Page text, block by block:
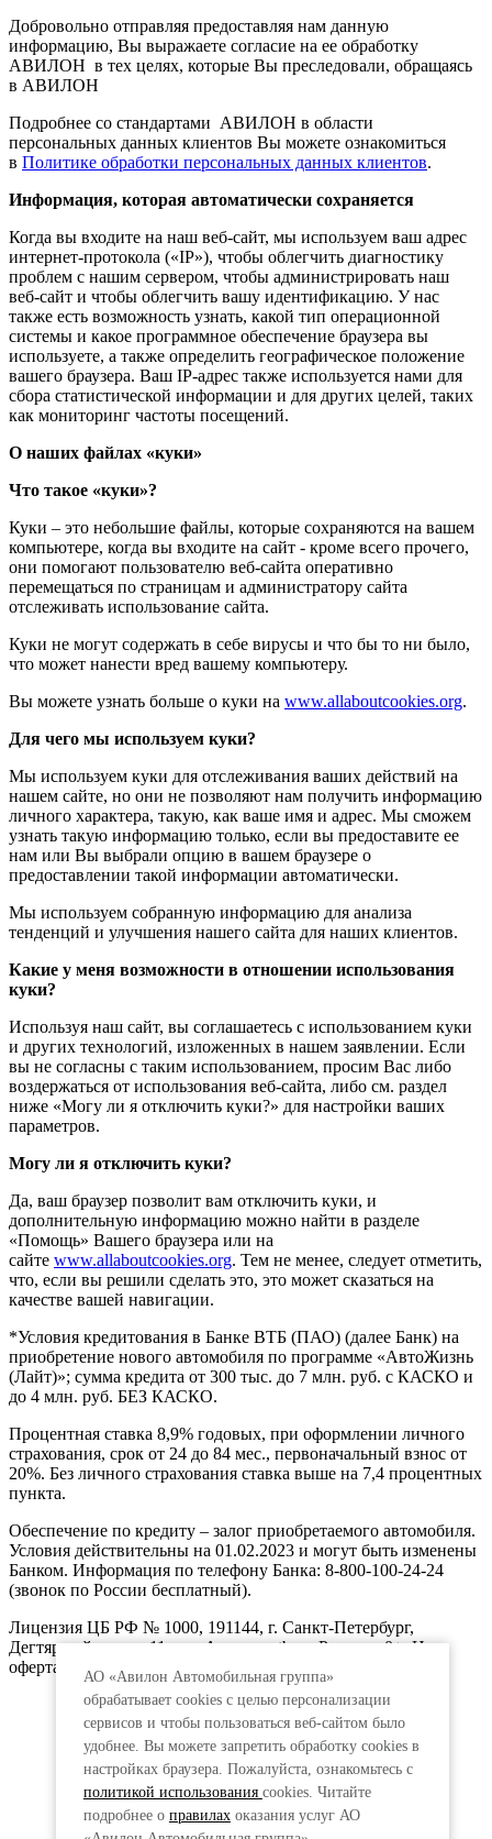
АО «Авилон Автомобильная группа»
обрабатывает cookies с целью персонализации
сервисов и чтобы пользоваться веб-сайтом было
удобнее. Вы можете запретить обработку сookies в
настройках браузера. Пожалуйста, ознакомьтесь с
политикой использования cookies. Читайте
подробнее о правилахоказания услуг АО
Добровольно отправляя предоставляя нам данную
информацию, Вы выражаете согласие на ее обработку
АВИЛОН в тех целях, которые Вы преследовали, обращаясь
в АВИЛОН
Подробнее со стандартами АВИЛОН в области
персональных данных клиентов Вы можете ознакомиться
в Политике обработки персональных данных клиентов.
Информация, которая автоматически сохраняется
Когда вы входите на наш веб-сайт, мы используем ваш адрес
интернет-протокола («IP»), чтобы облегчить диагностику
проблем с нашим сервером, чтобы администрировать наш
веб-сайт и чтобы облегчить вашу идентификацию. У нас
также есть возможность узнать, какой тип операционной
системы и какое программное обеспечение браузера вы
используете, а также определить географическое положение
вашего браузера. Ваш IP-адрес также используется нами для
сбора статистической информации и для других целей, таких
как мониторинг частоты посещений.
О наших файлах «куки»
Что такое «куки»?
Куки – это небольшие файлы, которые сохраняются на вашем
компьютере, когда вы входите на сайт - кроме всего прочего,
они помогают пользователю веб-сайта оперативно
перемещаться по страницам и администратору сайта
отслеживать использование сайта.
Куки не могут содержать в себе вирусы и что бы то ни было,
что может нанести вред вашему компьютеру.
Вы можете узнать больше о куки на www.allaboutcookies.org.
Для чего мы используем куки?
Мы используем куки для отслеживания ваших действий на
нашем сайте, но они не позволяют нам получить информацию
личного характера, такую, как ваше имя и адрес. Мы сможем
узнать такую информацию только, если вы предоставите ее
нам или Вы выбрали опцию в вашем браузере о
предоставлении такой информации автоматически.
Мы используем собранную информацию для анализа
тенденций и улучшения нашего сайта для наших клиентов.
Какие у меня возможности в отношении использования
куки?
Используя наш сайт, вы соглашаетесь с использованием куки
и других технологий, изложенных в нашем заявлении. Если
вы не согласны с таким использованием, просим Вас либо
воздержаться от использования веб-сайта, либо см. раздел
ниже «Могу ли я отключить куки?» для настройки ваших
параметров.
Могу ли я отключить куки?
Да, ваш браузер позволит вам отключить куки, и
дополнительную информацию можно найти в разделе
«Помощь» Вашего браузера или на
сайте www.allaboutcookies.org. Тем не менее, следует отметить,
что, если вы решили сделать это, это может сказаться на
качестве вашей навигации.
*Условия кредитования в Банке ВТБ (ПАО) (далее Банк) на
приобретение нового автомобиля по программе «АвтоЖизнь
(Лайт)»; сумма кредита от 300 тыс. до 7 млн. руб. с КАСКО и
до 4 млн. руб. БЕЗ КАСКО.
Процентная ставка 8,9% годовых, при оформлении личного
страхования, срок от 24 до 84 мес., первоначальный взнос от
20%. Без личного страхования ставка выше на 7,4 процентных
пункта.
Обеспечение по кредиту – залог приобретаемого автомобиля.
Условия действительны на 01.02.2023 и могут быть изменены
Банком. Информация по телефону Банка: 8-800-100-24-24
(звонок по России бесплатный).
Лицензия ЦБ РФ № 1000, 191144, г. Санкт-Петербург,
Дегтярный пер., д.11, лит.А. www.vtb.ru. Реклама 0+. Не
оферта.